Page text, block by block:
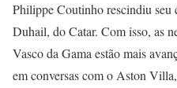
Philippe Coutinho rescindiu
Duhail, do Catar. Com isso, as
Vasco da Gama estão mais
em conversas com o Aston